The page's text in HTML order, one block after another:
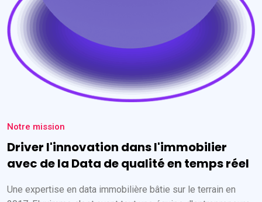
Notre mission
Driver l'innovation dans l'immobilier
avec de la Data de qualité en temps réel
Une expertise en data immobilière bâtie sur le terrain en